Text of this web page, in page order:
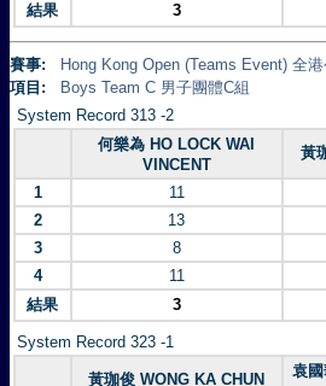
結果
3
賽事:
Hong Kong Open (Teams Event) 全
項目:
Boys Team C 男子團體C組
System Record 313 -2
何樂為 HO LOCK WAI
VINCENT
黃
1 11
2
13
3
8
4
11
結果
3
System Record 323 -1
黃珈俊 WONG KA CHUN
袁